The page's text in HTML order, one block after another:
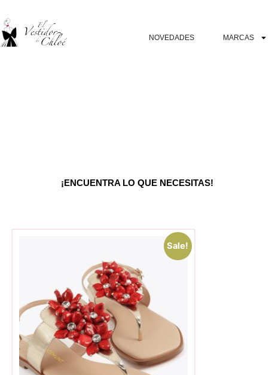
NOVEDADES MARCAS
¡ENCUENTRA LO QUE NECESITAS!
Sale!